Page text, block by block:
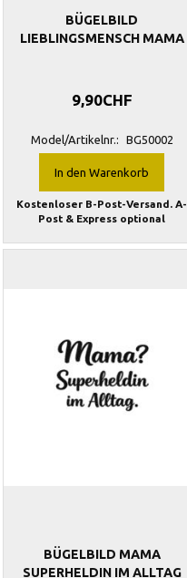
BÜGELBILD
LIEBLINGSMENSCH MAMA
9,90CHF
Model/Artikelnr.: BG50002
In den Warenkorb
Kostenloser B-Post-Versand. A-
Post & Express optional
BÜGELBILD MAMA
SUPERHELDIN IM ALLTAG